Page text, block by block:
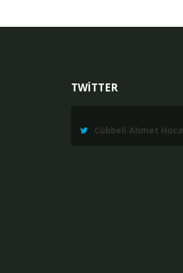
TWİTTER
Cübbeli Ahmet Hoca